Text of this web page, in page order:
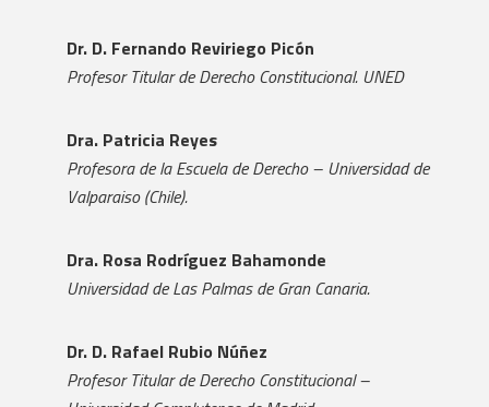
Dr. D. Fernando Reviriego Picón
Profesor Titular de Derecho Constitucional. UNED
Dra. Patricia Reyes
Profesora de la Escuela de Derecho – Universidad de
Valparaiso (Chile).
Dra. Rosa Rodríguez Bahamonde
Universidad de Las Palmas de Gran Canaria.
Dr. D. Rafael Rubio Núñez
Profesor Titular de Derecho Constitucional –